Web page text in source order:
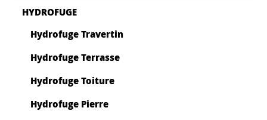
HYDROFUGE
Hydrofuge Travertin
Hydrofuge Terrasse
Hydrofuge Toiture
Hydrofuge Pierre